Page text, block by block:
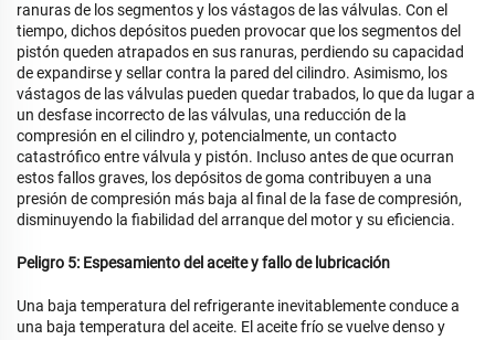
ranuras de los segmentos y los vástagos de las válvulas. Con el
tiempo, dichos depósitos pueden provocar que los segmentos del
pistón queden atrapados en sus ranuras, perdiendo su capacidad
de expandirse y sellar contra la pared del cilindro. Asimismo, los
vástagos de las válvulas pueden quedar trabados, lo que da lugar a
un desfase incorrecto de las válvulas, una reducción de la
compresión en el cilindro y, potencialmente, un contacto
catastrófico entre válvula y pistón. Incluso antes de que ocurran
estos fallos graves, los depósitos de goma contribuyen a una
presión de compresión más baja al final de la fase de compresión,
disminuyendo la fiabilidad del arranque del motor y su eficiencia.
Peligro 5: Espesamiento del aceite y fallo de lubricación
Una baja temperatura del refrigerante inevitablemente conduce a
una baja temperatura del aceite. El aceite frío se vuelve denso y